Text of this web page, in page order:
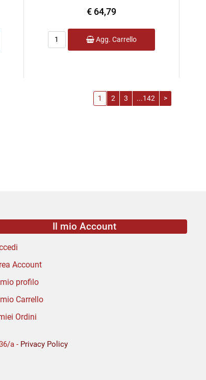
€ 64,79
Quantità
Agg. Carrello
1 2 3 ...142 >
Il mio Account
Account
profilo
Carrello
Ordini
a - Privacy Policy